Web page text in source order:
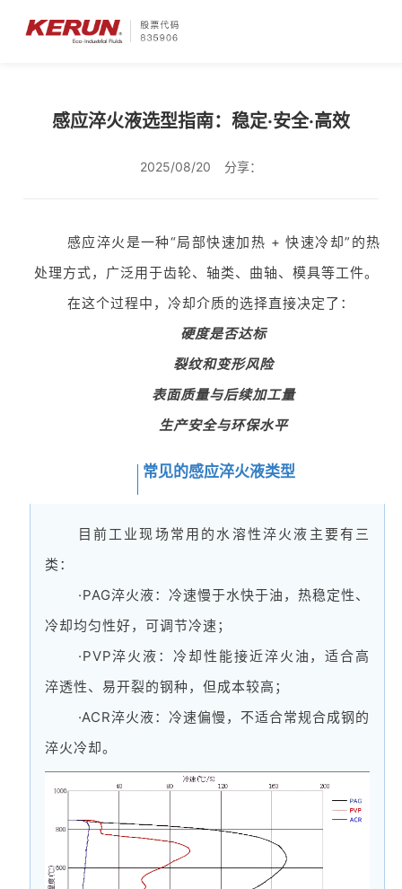
感应淬火液选型指南：稳定·安全·高效
2025/08/20 分享：
感应淬火是一种“局部快速加热 + 快速冷却”的热
处理方式，广泛用于齿轮、轴类、曲轴、模具等工件。
在这个过程中，冷却介质的选择直接决定了：
硬度是否达标
裂纹和变形风险
表面质量与后续加工量
生产安全与环保水平
常见的感应淬火液类型
目前工业现场常用的水溶性淬火液主要有三
类：
·PAG淬火液：冷速慢于水快于油，热稳定性、
冷却均匀性好，可调节冷速；
·PVP淬火液：冷却性能接近淬火油，适合高
淬透性、易开裂的钢种，但成本较高；
·ACR淬火液：冷速偏慢，不适合常规合成钢的
淬火冷却。